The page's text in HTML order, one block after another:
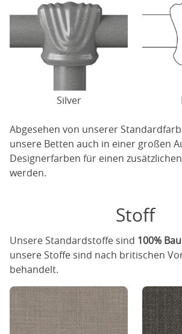
Silver
Abgesehen von unserer
unsere Betten auch in einer großen
Designerfarben für einen
werden.
Stoff
Unsere Standardstoffe sind 100%
unsere Stoffe sind nach britischen
behandelt.